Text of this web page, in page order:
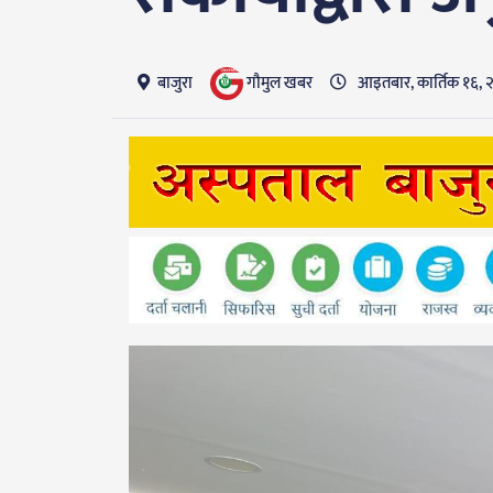
बाजुरा गाैमुल खबर आइतबार, कार्तिक १६,